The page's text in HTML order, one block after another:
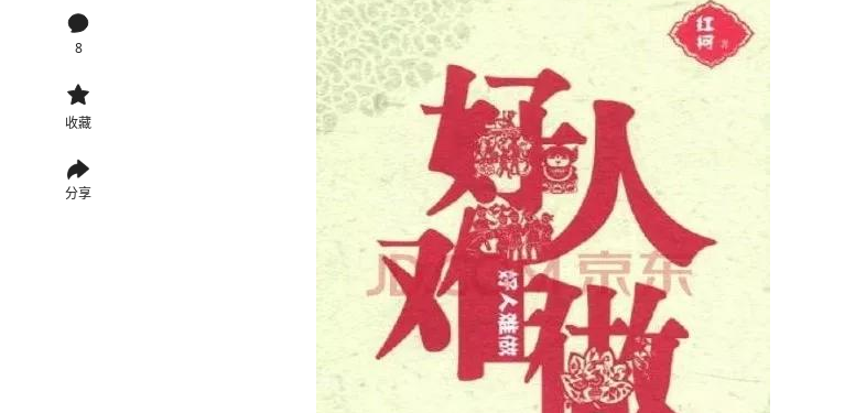
8
收藏
分享